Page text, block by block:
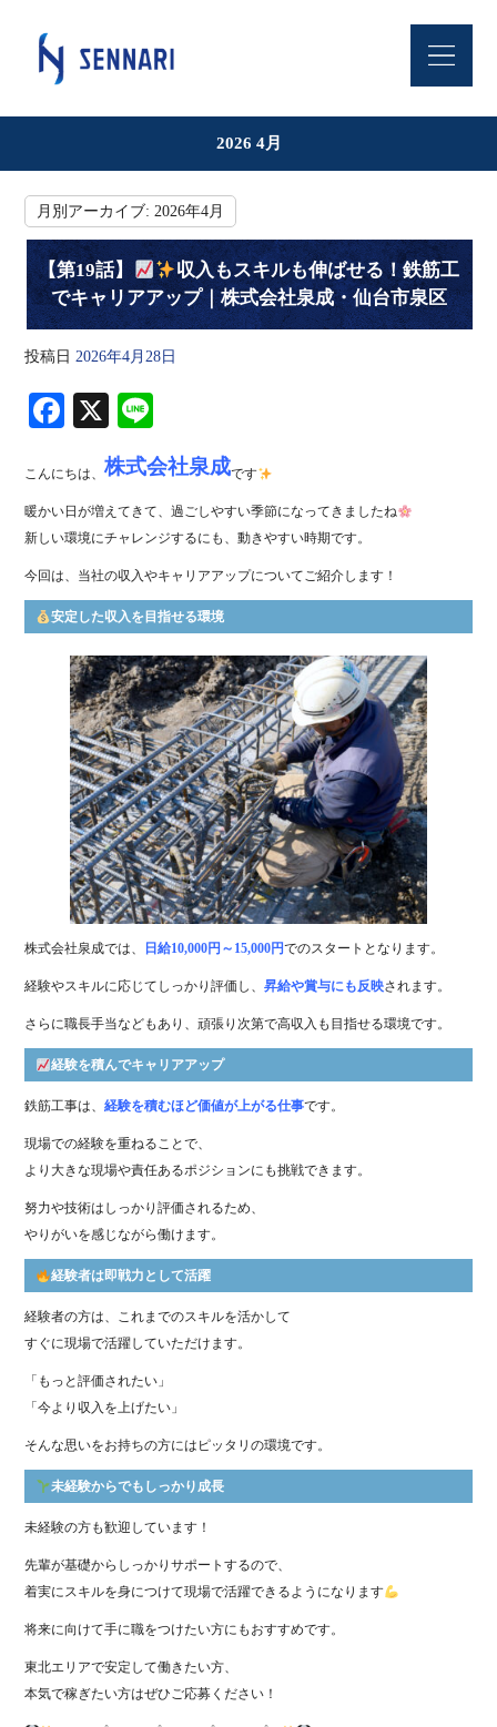
2026 4月
月別アーカイブ:2026年4月
【第19話】
収入もスキルも伸ばせる！鉄筋工
でキャリアアップ｜株式会社泉成・仙台市泉区
投稿日 2026年4月28日
Fa
bo
ok
X
ne
こんにちは、株式会社泉成です
暖かい日が増えてきて、過ごしやすい季節になってきましたね
新しい環境にチャレンジするにも、動きやすい時期です。
今回は、当社の収入やキャリアアップについてご紹介します！
安定した収入を目指せる環境
株式会社泉成では、 日給10,000円～15,000円でのスタートとなります。
経験やスキルに応じてしっかり評価し、昇給や賞与にも反映されます。
さらに職長手当などもあり、頑張り次第で高収入も目指せる環境です。
経験を積んでキャリアアップ
鉄筋工事は、経験を積むほど価値が上がる仕事です。
現場での経験を重ねることで、
より大きな現場や責任あるポジションにも挑戦できます。
努力や技術はしっかり評価されるため、
やりがいを感じながら働けます。
経験者は即戦力として活躍
経験者の方は、これまでのスキルを活かして
すぐに現場で活躍していただけます。
「もっと評価されたい」
「今より収入を上げたい」
そんな思いをお持ちの方にはピッタリの環境です。
未経験からでもしっかり成長
未経験の方も歓迎しています！
先輩が基礎からしっかりサポートするので、
着実にスキルを身につけて現場で活躍できるようになります
将来に向けて手に職をつけたい方にもおすすめです。
東北エリアで安定して働きたい方、
本気で稼ぎたい方はぜひご応募ください！